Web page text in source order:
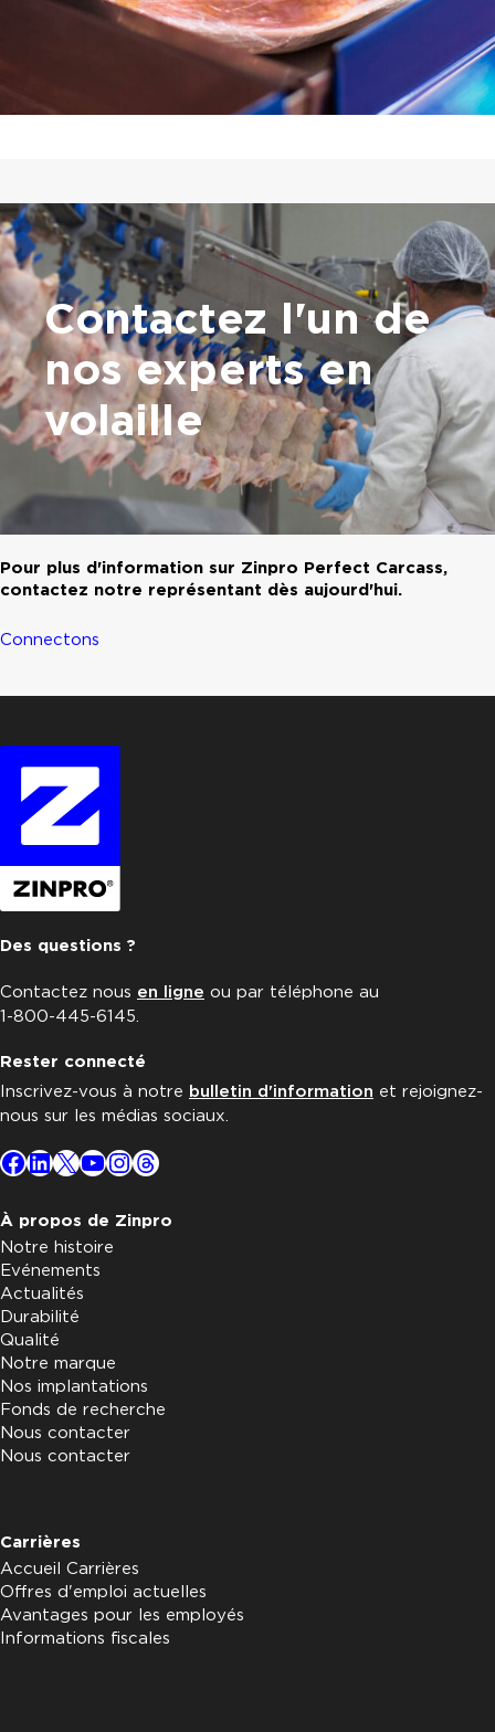
Contactez l'un de
nos experts en
volaille
Pour plus d'information sur Zinpro Perfect Carcass,
contactez notre représentant dès aujourd'hui.
Connectons
Des questions ?
Contactez nous en ligne ou par téléphone au
1-800-445-6145.
Rester connecté
Inscrivez-vous à notre bulletin d'information et rejoignez-
nous sur les médias sociaux.
Facebook
LinkedIn
X YouTube
Instagram
Threads
À propos de Zinpro
Notre histoire
Evénements
Actualités
Durabilité
Qualité
Notre marque
Nos implantations
Fonds de recherche
Nous contacter
Nous contacter
Carrières
Accueil Carrières
Offres d'emploi actuelles
Avantages pour les employés
Informations fiscales